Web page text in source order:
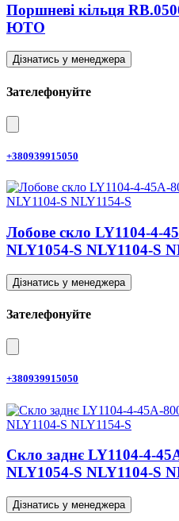
Поршневі кільця
ЮТО
Дізнатись у менеджера
Зателефонуйте
+380939915050
Лобове скло LY1104-4-
NLY1054-S NLY1104-S
Дізнатись у менеджера
Зателефонуйте
+380939915050
Скло заднє LY1104-4-
NLY1054-S NLY1104-S
Дізнатись у менеджера